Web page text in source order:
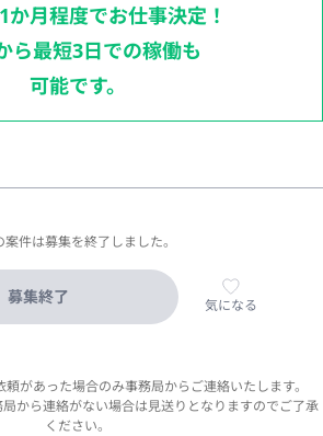
か月程度でお仕事決定！
ら最短3日での稼働も
可能です。
案件は募集を終了しました。
募集終了 気になる
があった場合のみ事務局からご連絡いたします。
局から連絡がない場合は見送りとなりますのでご了承
ください。